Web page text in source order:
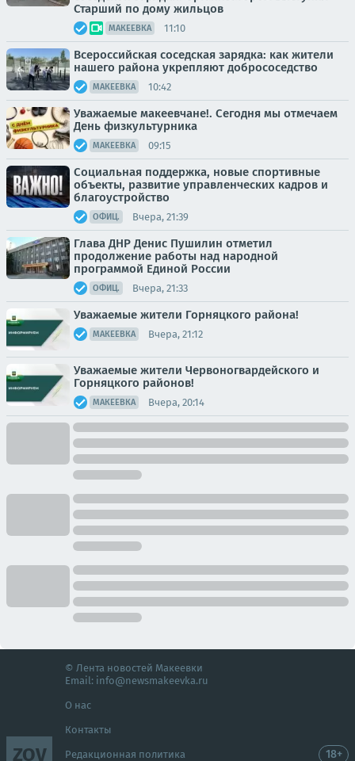
Старший по дому жильцов
МАКЕЕВКА 11:10
Всероссийская соседская зарядка: как жители
нашего района укрепляют добрососедство
МАКЕЕВКА 10:42
Уважаемые макеевчане!. Сегодня мы отмечаем
День физкультурника
МАКЕЕВКА 09:15
Социальная поддержка, новые спортивные
объекты, развитие управленческих кадров и
благоустройство
ОФИЦ. Вчера, 21:39
Глава ДНР Денис Пушилин отметил
продолжение работы над народной
программой Единой России
ОФИЦ. Вчера, 21:33
Уважаемые жители Горняцкого района!
МАКЕЕВКА Вчера, 21:12
Уважаемые жители Червоногвардейского и
Горняцкого районов!
МАКЕЕВКА Вчера, 20:14
ZOV
© Лента новостей Макеевки
Email: info@newsmakeevka.ru
О нас
Контакты
Редакционная политика 18+